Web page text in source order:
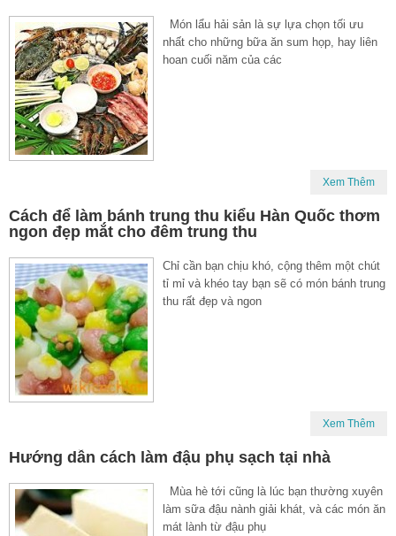
Món lẩu hải sản là sự lựa chọn tối ưu
nhất cho những bữa ăn sum họp, hay liên
hoan cuối năm của các
Xem Thêm
Cách để làm bánh trung thu kiểu Hàn Quốc thơm
ngon đẹp mắt cho đêm trung thu
Chỉ cần bạn chịu khó, cộng thêm một chút
tỉ mỉ và khéo tay bạn sẽ có món bánh trung
thu rất đẹp và ngon
Xem Thêm
Hướng dẫn cách làm đậu phụ sạch tại nhà
Mùa hè tới cũng là lúc bạn thường xuyên
làm sữa đậu nành giải khát, và các món ăn
mát lành từ đậu phụ